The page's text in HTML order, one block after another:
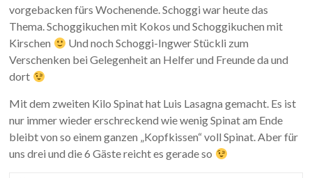
vorgebacken fürs Wochenende. Schoggi war heute das
Thema. Schoggikuchen mit Kokos und Schoggikuchen mit
Kirschen
Und noch Schoggi-Ingwer Stückli zum
Verschenken bei Gelegenheit an Helfer und Freunde da und
dort
Mit dem zweiten Kilo Spinat hat Luis Lasagna gemacht. Es ist
nur immer wieder erschreckend wie wenig Spinat am Ende
bleibt von so einem ganzen „Kopfkissen“ voll Spinat. Aber für
uns drei und die 6 Gäste reicht es gerade so